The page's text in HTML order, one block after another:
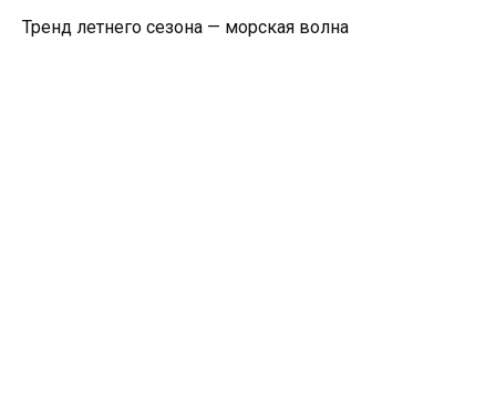
Тренд летнего сезона — морская волна